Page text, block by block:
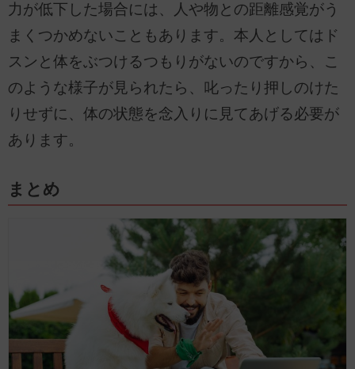
力が低下した場合には、人や物との距離感覚がう
まくつかめないこともあります。本人としてはド
スンと体をぶつけるつもりがないのですから、こ
のような様子が見られたら、叱ったり押しのけた
りせずに、体の状態を念入りに見てあげる必要が
あります。
まとめ